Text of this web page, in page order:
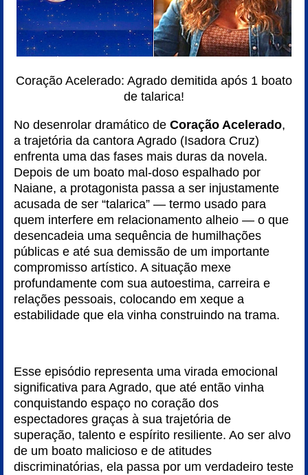
Coração Acelerado: Agrado demitida após 1 boato
de talarica!
No desenrolar dramático de Coração Acelerado,
a trajetória da cantora Agrado (Isadora Cruz)
enfrenta uma das fases mais duras da novela.
Depois de um boato mal-doso espalhado por
Naiane, a protagonista passa a ser injustamente
acusada de ser “talarica” — termo usado para
quem interfere em relacionamento alheio — o que
desencadeia uma sequência de humilhações
públicas e até sua demissão de um importante
compromisso artístico. A situação mexe
profundamente com sua autoestima, carreira e
relações pessoais, colocando em xeque a
estabilidade que ela vinha construindo na trama.
Esse episódio representa uma virada emocional
significativa para Agrado, que até então vinha
conquistando espaço no coração dos
espectadores graças à sua trajetória de
superação, talento e espírito resiliente. Ao ser alvo
de um boato malicioso e de atitudes
discriminatórias, ela passa por um verdadeiro teste